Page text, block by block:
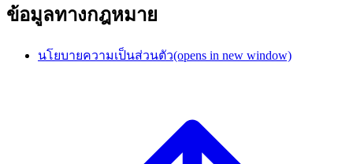
ข้อมูลทางกฎหมาย
นโยบายความเป็นส่วนตัว(opens in new window)